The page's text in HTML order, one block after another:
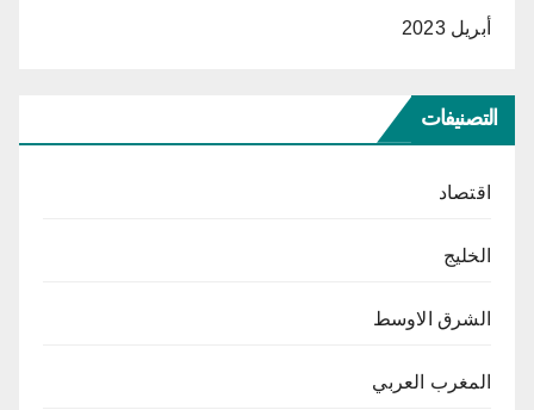
أبريل 2023
التصنيفات
اقتصاد
الخليج
الشرق الاوسط
المغرب العربي